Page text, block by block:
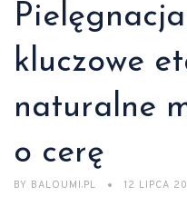
kluczowe
naturalne
o cerę
BY BALOUMI.PL 12 LIPCA